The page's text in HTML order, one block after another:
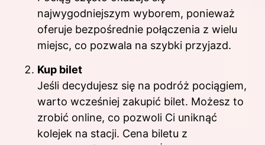
najwygodniejszym wyborem, ponieważ
oferuje bezpośrednie połączenia z wielu
miejsc, co pozwala na szybki przyjazd.
Kup bilet
Jeśli decydujesz się na podróż pociągiem,
warto wcześniej zakupić bilet. Możesz to
zrobić online, co pozwoli Ci uniknąć
kolejek na stacji. Cena biletu z